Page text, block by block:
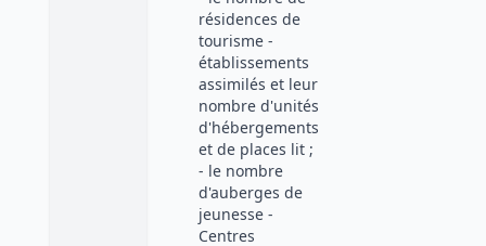
résidences de
tourisme -
établissements
assimilés et leur
nombre d'unités
d'hébergements
et de places lit ;
- le nombre
d'auberges de
jeunesse -
Centres